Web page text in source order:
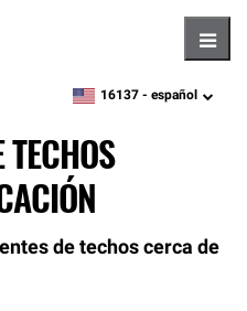
zipcode,language
16137 - español
de techos cerca de